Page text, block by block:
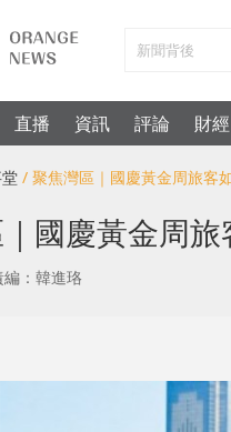
直播 資訊 評論 財經
/ 聚焦灣區｜國慶黃金周旅客
國慶黃金周
編：韓進珞